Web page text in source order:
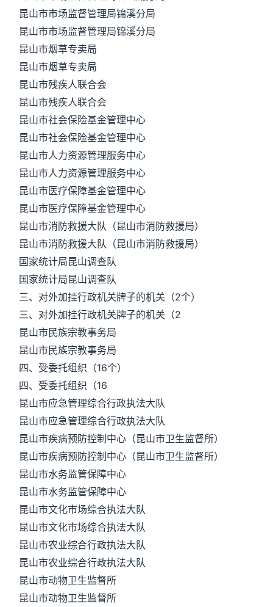
昆山市市场监督管理局锦溪分局
昆山市市场监督管理局锦溪分局
昆山市烟草专卖局
昆山市烟草专卖局
昆山市残疾人联合会
昆山市残疾人联合会
昆山市社会保险基金管理中心
昆山市社会保险基金管理中心
昆山市人力资源管理服务中心
昆山市人力资源管理服务中心
昆山市医疗保障基金管理中心
昆山市医疗保障基金管理中心
昆山市消防救援大队（昆山市消防救援局）
昆山市消防救援大队（昆山市消防救援局）
国家统计局昆山调查队
国家统计局昆山调查队
三、对外加挂行政机关牌子的机关（2个）
三、对外加挂行政机关牌子的机关（2
昆山市民族宗教事务局
昆山市民族宗教事务局
四、受委托组织（16个）
四、受委托组织（16
昆山市应急管理综合行政执法大队
昆山市应急管理综合行政执法大队
昆山市疾病预防控制中心（昆山市卫生监督所）
昆山市疾病预防控制中心（昆山市卫生监督所）
昆山市水务监管保障中心
昆山市水务监管保障中心
昆山市文化市场综合执法大队
昆山市文化市场综合执法大队
昆山市农业综合行政执法大队
昆山市农业综合行政执法大队
昆山市动物卫生监督所
昆山市动物卫生监督所